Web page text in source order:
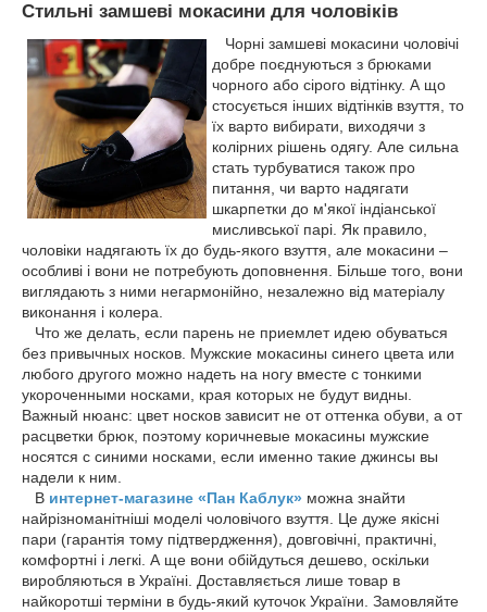
Стильні замшеві мокасини для чоловіків
Чорні замшеві мокасини чоловічі
добре поєднуються з брюками
чорного або сірого відтінку. А що
стосується інших відтінків взуття, то
їх варто вибирати, виходячи з
колірних рішень одягу. Але сильна
стать турбуватися також про
питання, чи варто надягати
шкарпетки до м'якої індіанської
мисливської парі. Як правило,
чоловіки надягають їх до будь-якого взуття, але мокасини –
особливі і вони не потребують доповнення. Більше того, вони
виглядають з ними негармонійно, незалежно від матеріалу
виконання і колера.
Что же делать, если парень не приемлет идею обуваться
без привычных носков. Мужские мокасины синего цвета или
любого другого можно надеть на ногу вместе с тонкими
укороченными носками, края которых не будут видны.
Важный нюанс: цвет носков зависит не от оттенка обуви, а от
расцветки брюк, поэтому коричневые мокасины мужские
носятся с синими носками, если именно такие джинсы вы
надели к ним.
В интернет-магазине «Пан Каблук» можна знайти
найрізноманітніші моделі чоловічого взуття. Це дуже якісні
пари (гарантія тому підтвердження), довговічні, практичні,
комфортні і легкі. А ще вони обійдуться дешево, оскільки
виробляються в Україні. Доставляється лише товар в
найкоротші терміни в будь-який куточок України. Замовляйте